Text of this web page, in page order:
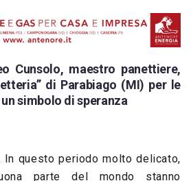
Cunsolo, maestro panettiere,
di Parabiago (MI) per le
simbolo di speranza
In questo periodo molto delicato,
parte del mondo stanno